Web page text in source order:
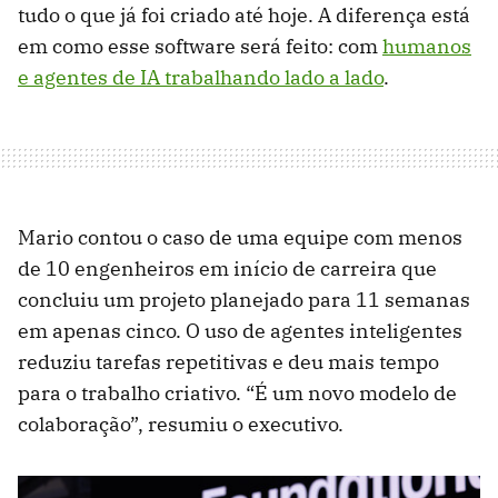
tudo o que já foi criado até hoje. A diferença está
em como esse software será feito: comhumanos
e agentes de IA trabalhando lado a lado.
Mario contou o caso de uma equipe com menos
de 10 engenheiros em início de carreira que
concluiu um projeto planejado para 11 semanas
em apenas cinco. O uso de agentes inteligentes
reduziu tarefas repetitivas e deu mais tempo
para o trabalho criativo. “É um novo modelo de
colaboração”, resumiu o executivo.